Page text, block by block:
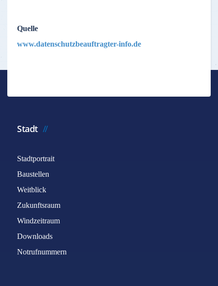
Quelle
www.datenschutzbeauftragter-info.de
Stadt
Stadtportrait
Baustellen
Weitblick
Zukunftsraum
Windzeitraum
Downloads
Notrufnummern